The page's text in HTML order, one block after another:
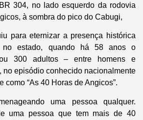
304, no lado esquerdo da rodovia
à sombra do pico do Cabugi,
para eternizar a presença histórica
no estado, quando há 58 anos o
300 adultos – entre homens e
no episódio conhecido nacionalmente
como “As 40 Horas de Angicos”.
uma pessoa qualquer.
uma pessoa que tem mais de 40